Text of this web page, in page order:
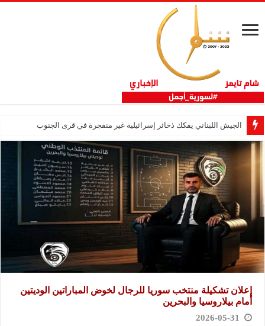
الجيش اللبناني يفكك ذخائر إسرائيلية غير منفجرة في قرى الجنوب
إعلان تشكيلة منتخب سوريا للرجال لخوض المباراتين ‏الوديتين
أمام بيلاروسيا والبحرين
2026-05-31